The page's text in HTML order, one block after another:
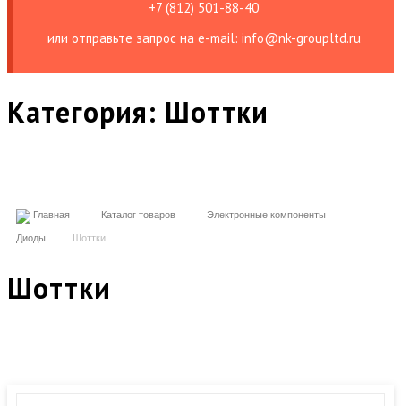
+7 (812) 501-88-40
или отправьте запрос на е-mail: info@nk-groupltd.ru
Категория: Шоттки
Главная Каталог товаров Электронные компоненты
Диоды Шоттки
Шоттки